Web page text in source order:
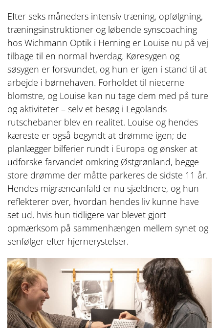
Efter seks måneders intensiv træning, opfølgning,
træningsinstruktioner og løbende synscoaching
hos Wichmann Optik i Herning er Louise nu på vej
tilbage til en normal hverdag. Køresygen og
søsygen er forsvundet, og hun er igen i stand til at
arbejde i børnehaven. Forholdet til niecerne
blomstre, og Louise kan nu tage dem med på ture
og aktiviteter – selv et besøg i Legolands
rutschebaner blev en realitet. Louise og hendes
kæreste er også begyndt at drømme igen; de
planlægger bilferier rundt i Europa og ønsker at
udforske farvandet omkring Østgrønland, begge
store drømme der måtte parkeres de sidste 11 år.
Hendes migræneanfald er nu sjældnere, og hun
reflekterer over, hvordan hendes liv kunne have
set ud, hvis hun tidligere var blevet gjort
opmærksom på sammenhængen mellem synet og
senfølger efter hjernerystelser.